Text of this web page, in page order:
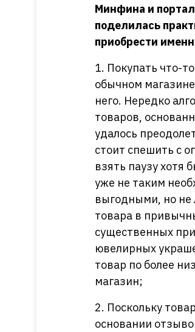
Минфина и
поделилась
приобрести
1. Покупать что-
обычном
него. Нередко
товаров,
удалось
стоит спешить с
взять паузу хотя
уже не таким
выгодными, но не
товара в
существенных
ювелирных
товар по более
магазин;
2. Поскольку
основании